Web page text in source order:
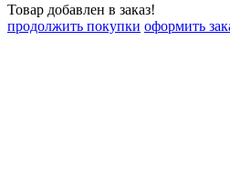
Товар добавлен в заказ!
продолжить покупки оформить